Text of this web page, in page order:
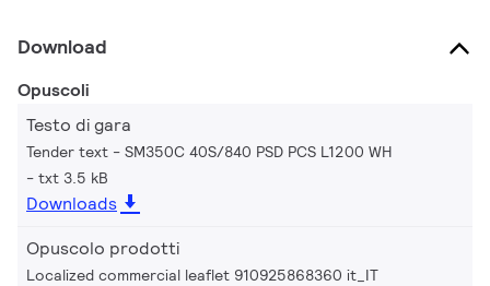
Download
Opuscoli
Testo di gara
Tender text - SM350C 40S/840 PSD PCS L1200 WH
txt 3.5 kB
Downloads
Opuscolo prodotti
Localized commercial leaflet 910925868360 it_IT